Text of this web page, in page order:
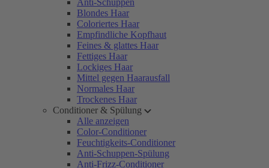
Anti-Schuppen
Blondes Haar
Coloriertes Haar
Empfindliche Kopfhaut
Feines & glattes Haar
Fettiges Haar
Lockiges Haar
Mittel gegen Haarausfall
Normales Haar
Trockenes Haar
Conditioner & Spülung
Alle anzeigen
Color-Conditioner
Feuchtigkeits-Conditioner
Anti-Schuppen-Spülung
Anti-Frizz-Conditioner